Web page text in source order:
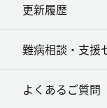
更新履歴
難病相談・支援
よくあるご質問